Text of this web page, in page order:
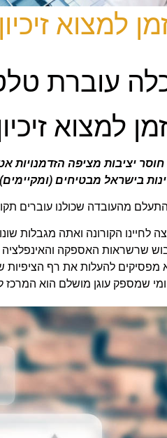
למצוא
עוברת
למצוא
יציבות מציפה הזדמנויות
בישראל מבטיחים
מהעובדה שכולנו עוברים
פרצה לחיינו הקורונה ואתה
שרשראות האספקה והאינפלציה
מפסיקים להעלות את רף הציפיות
ומי שמספק עוגן מושלם הוא המרכז